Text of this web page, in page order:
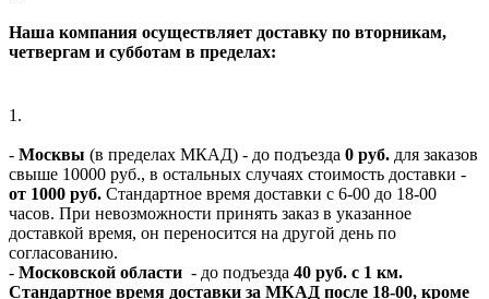
Наша компания осуществляет доставку по вторникам,
четвергам и субботам в пределах:
1.
- Москвы (в пределах МКАД) - до подъезда 0 руб. для заказов
свыше 10000 руб., в остальных случаях стоимость доставки -
от 1000 руб. Стандартное время доставки с 6-00 до 18-00
часов. При невозможности принять заказ в указанное
доставкой время, он переносится на другой день по
согласованию.
- Московской области - до подъезда 40 руб. с 1 км.
Стандартное время доставки за МКАД после 18-00, кроме